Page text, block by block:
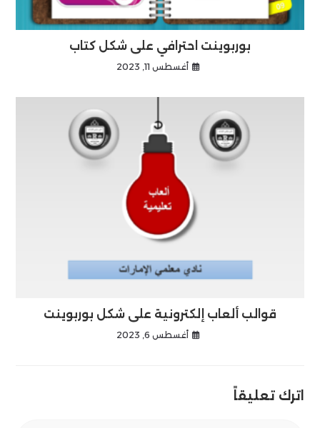
بوربوينت احترافي على شكل كتاب
أغسطس 11, 2023
قوالب ألعاب إلكترونية على شكل بوربوينت
أغسطس 6, 2023
اترك تعليقاً